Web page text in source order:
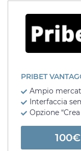
PRIBET
Ampio
Interfaccia
Opzione
100€